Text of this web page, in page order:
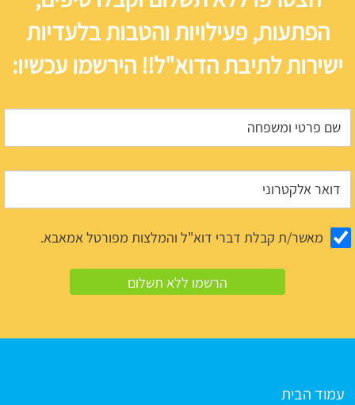
הפתעות, פעילויות והטבות בלעדיות
ישירות לתיבת הדוא"ל!! הירשמו עכשיו:
מאשר/ת קבלת דברי דוא"ל והמלצות מפורטל אמאבא.
עמוד הבית